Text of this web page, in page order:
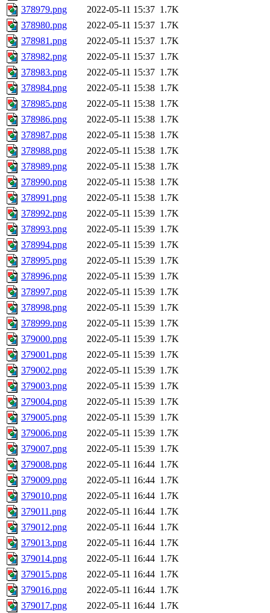
378979.png
2022-05-11 15:37 1.7K
378980.png
2022-05-11 15:37 1.7K
378981.png
2022-05-11 15:37 1.7K
378982.png
2022-05-11 15:37 1.7K
378983.png
2022-05-11 15:37 1.7K
378984.png
2022-05-11 15:38 1.7K
378985.png
2022-05-11 15:38 1.7K
378986.png
2022-05-11 15:38 1.7K
378987.png
2022-05-11 15:38 1.7K
378988.png
2022-05-11 15:38 1.7K
378989.png
2022-05-11 15:38 1.7K
378990.png
2022-05-11 15:38 1.7K
378991.png
2022-05-11 15:38 1.7K
378992.png
2022-05-11 15:39 1.7K
378993.png
2022-05-11 15:39 1.7K
378994.png
2022-05-11 15:39 1.7K
378995.png
2022-05-11 15:39 1.7K
378996.png
2022-05-11 15:39 1.7K
378997.png
2022-05-11 15:39 1.7K
378998.png
2022-05-11 15:39 1.7K
378999.png
2022-05-11 15:39 1.7K
379000.png
2022-05-11 15:39 1.7K
379001.png
2022-05-11 15:39 1.7K
379002.png
2022-05-11 15:39 1.7K
379003.png
2022-05-11 15:39 1.7K
379004.png
2022-05-11 15:39 1.7K
379005.png
2022-05-11 15:39 1.7K
379006.png
2022-05-11 15:39 1.7K
379007.png
2022-05-11 15:39 1.7K
379008.png
2022-05-11 16:44 1.7K
379009.png
2022-05-11 16:44 1.7K
379010.png
2022-05-11 16:44 1.7K
379011.png
2022-05-11 16:44 1.7K
379012.png
2022-05-11 16:44 1.7K
379013.png
2022-05-11 16:44 1.7K
379014.png
2022-05-11 16:44 1.7K
379015.png
2022-05-11 16:44 1.7K
379016.png
2022-05-11 16:44 1.7K
379017.png
2022-05-11 16:44 1.7K